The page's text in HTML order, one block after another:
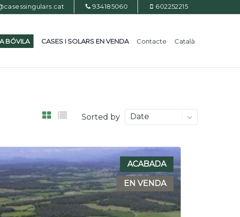
934185060 602252215
BÓVILA CASES I SOLARS EN VENDA Contacte Català
Sorted by Date
ACABADA
EN VENDA